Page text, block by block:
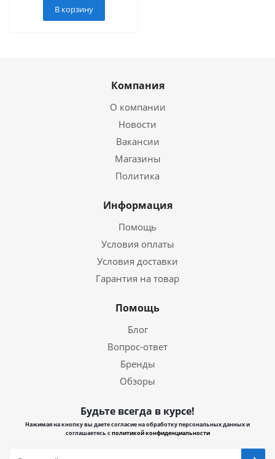
В корзину
Компания
О компании
Новости
Вакансии
Магазины
Политика
Информация
Помощь
Условия оплаты
Условия доставки
Гарантия на товар
Помощь
Блог
Вопрос-ответ
Бренды
Обзоры
Будьте всегда в курсе!
Нажимая на кнопку вы даете согласие на обработку персональных данных и
соглашаетесь сполитикой конфиденциальности